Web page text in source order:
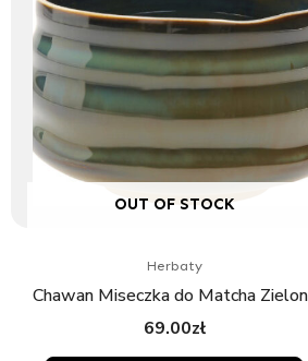
OUT OF STOCK
Herbaty
Chawan Miseczka do Matcha
69.00zł